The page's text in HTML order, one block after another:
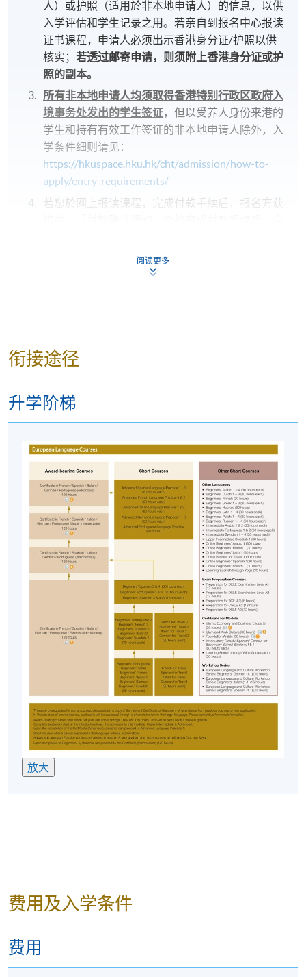
人）或护照（适用於非本地申请人）的信息，以供
入学评估和学生记录之用。若亲自到报名中心报读
证书课程，申请人必须出示香港身分证/护照以供
核实；若透过邮寄申请，则须附上香港身分证或护
照的副本。
所有非本地申请人均须取得香港特别行政区政府入
境事务处发出的学生签证，但以受养人身份来港的
学生和持有有效工作签证的非本地申请人除外，入
学条件细则请见：
https://hkuspace.hku.hk/cht/admission/how-to-
apply/entry-requirements/
若您於网上报读课程，完成付款手续后，报名方获
知电邮，并自行到各区报名中心向职员索取正式收
若您於开课前一星期内报名，请立刻联系本部门以
作跟进。除课程资料更改外，本院将不会另发上课
开课前约一星期，学员会收到一封电子邮件，其中
包含详细的课程安排和重要事项，所有课程材料将
若因报读人数不足而取消课程，本院将安排退款；
但在其他情况下，则不设退款，学员也不能转至其
他班别或课程。
若个别学员缺席，本院将不提供补课或其他安排。
报名代码
2450-1952NW
开课日期
2026年10月13日 (星期二)
7:00pm - 9:00pm
online ZOOM
现时接受报名
修业期
15 讲
每讲2小时
阅读更多
衔接途径
升学阶梯
放大
费用及入学条件
费用